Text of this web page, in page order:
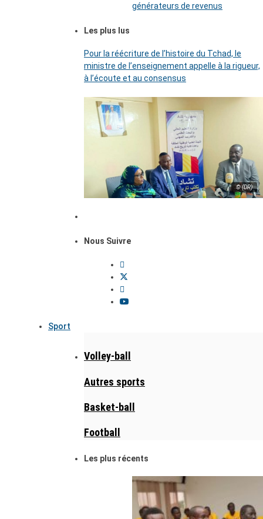
générateurs de revenus
Les plus lus
Pour la réécriture de l’histoire du Tchad, le
ministre de l’enseignement appelle à la rigueur,
à l’écoute et au consensus
© (DR)
Nous Suivre
Sport
Volley-ball
Autres sports
Basket-ball
Football
Les plus récents